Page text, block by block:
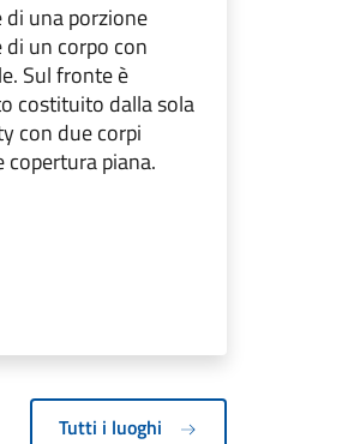
di una porzione
un corpo con
Sul fronte è
costituito dalla sola
con due corpi
copertura piana.
Tutti i luoghi